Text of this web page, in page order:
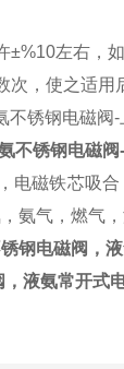
左右，
，使之适用
不锈钢电磁
磁铁芯吸
氨气，燃气
钢电磁阀，
液氨常开式